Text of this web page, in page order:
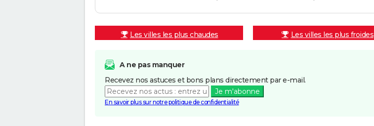
Les villes les plus chaudes Les villes les plus froides
A ne pas manquer
Recevez nos astuces et bons plans directement par e-mail.
Je m'abonne
En savoir plus sur notre politique de confidentialité